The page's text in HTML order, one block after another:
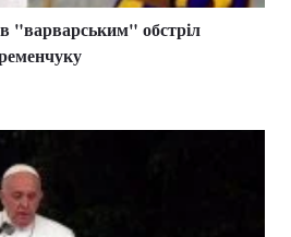
"варварським" обстріл